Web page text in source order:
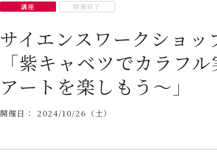
講座 開催終了
サイエンスワークショッ
「紫キャベツでカラフ
アートを楽しもう～」
開催日： 2024/10/26（土）